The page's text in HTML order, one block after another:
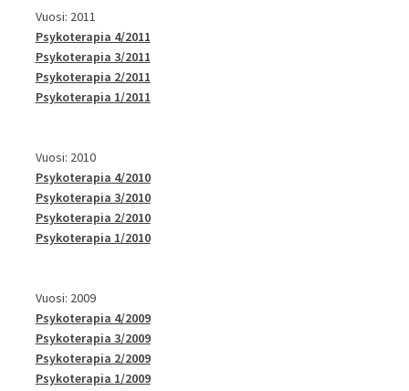
Vuosi: 2011
Psykoterapia 4/2011
Psykoterapia 3/2011
Psykoterapia 2/2011
Psykoterapia 1/2011
Vuosi: 2010
Psykoterapia 4/2010
Psykoterapia 3/2010
Psykoterapia 2/2010
Psykoterapia 1/2010
Vuosi: 2009
Psykoterapia 4/2009
Psykoterapia 3/2009
Psykoterapia 2/2009
Psykoterapia 1/2009